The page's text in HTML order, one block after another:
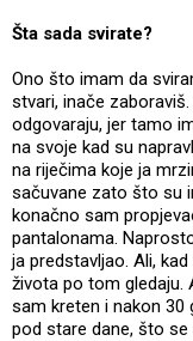
Šta sada svirate?
Ono što imam da
stvari, inače
odgovaraju, jer tamo
na svoje kad su
na riječima koje ja
sačuvane zato što su
konačno sam
pantalonama.
ja predstavljao. Ali,
života po tom gledaju.
sam kreten i nakon 30
pod stare dane, što se